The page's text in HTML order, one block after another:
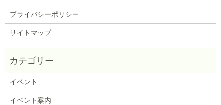
プライバシーポリシー
サイトマップ
イベント
イベント案内